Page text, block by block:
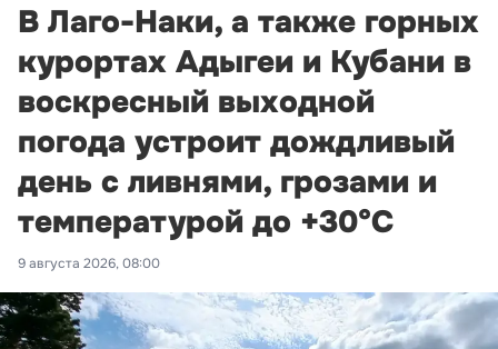
В Лаго-Наки, а также горных
курортах Адыгеи и Кубани в
воскресный выходной
погода устроит дождливый
день с ливнями, грозами и
температурой до +30°С
9 августа 2026, 08:00